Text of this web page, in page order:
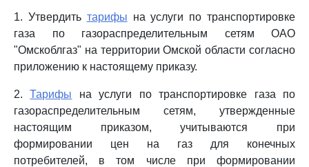
1. Утвердить тарифы на услуги по транспортировке
газа по газораспределительным сетям ОАО
"Омскоблгаз" на территории Омской области согласно
приложению к настоящему приказу.
2.Тарифы на услуги по транспортировке газа по
газораспределительным сетям, утвержденные
настоящим приказом, учитываются при
формировании цен на газ для конечных
потребителей, в том числе при формировании